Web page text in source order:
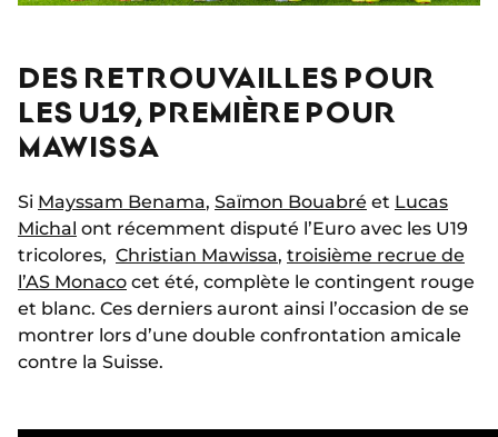
DES RETROUVAILLES POUR
LES U19, PREMIÈRE POUR
MAWISSA
Si Mayssam Benama, Saïmon Bouabré et Lucas
Michal ont récemment disputé l’Euro avec les U19
tricolores, Christian Mawissa, troisième recrue de
l’AS Monaco cet été, complète le contingent rouge
et blanc. Ces derniers auront ainsi l’occasion de se
montrer lors d’une double confrontation amicale
contre la Suisse.